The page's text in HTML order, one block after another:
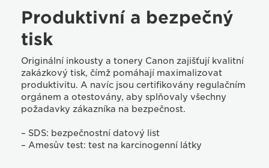
Produktivní a bezpečný
tisk
Originální inkousty a tonery Canon zajišťují kvalitní
zakázkový tisk, čímž pomáhají maximalizovat
produktivitu. A navíc jsou certifikovány regulačním
orgánem a otestovány, aby splňovaly všechny
požadavky zákazníka na bezpečnost.
– SDS: bezpečnostní datový list
– Amesův test: test na karcinogenní látky